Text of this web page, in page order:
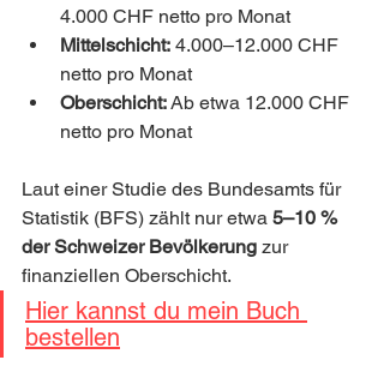
4.000 CHF netto pro Monat
Mittelschicht: 4.000–12.000 CHF
netto pro Monat
Oberschicht: Ab etwa 12.000 CHF
netto pro Monat
Laut einer Studie des Bundesamts für
Statistik (BFS) zählt nur etwa 5–10 %
der Schweizer Bevölkerung zur
finanziellen Oberschicht.
Hier kannst du mein Buch
bestellen